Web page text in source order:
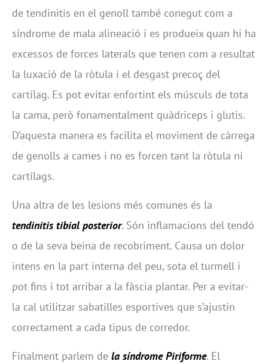
de tendinitis en el genoll també conegut com a
síndrome de mala alineació i es produeix quan hi ha
excessos de forces laterals que tenen com a resultat
la luxació de la ròtula i el desgast precoç del
cartílag. Es pot evitar enfortint els músculs de tota
la cama, però fonamentalment quàdriceps i glutis.
D’aquesta manera es facilita el moviment de càrrega
de genolls a cames i no es forcen tant la ròtula ni
cartílags.
Una altra de les lesions més comunes és la
tendinitis tibial posterior. Són inflamacions del tendó
o de la seva beina de recobriment. Causa un dolor
intens en la part interna del peu, sota el turmell i
pot fins i tot arribar a la fàscia plantar. Per a evitar-
la cal utilitzar sabatilles esportives que s’ajustin
correctament a cada tipus de corredor.
Finalment parlem de la síndrome Piriforme. El